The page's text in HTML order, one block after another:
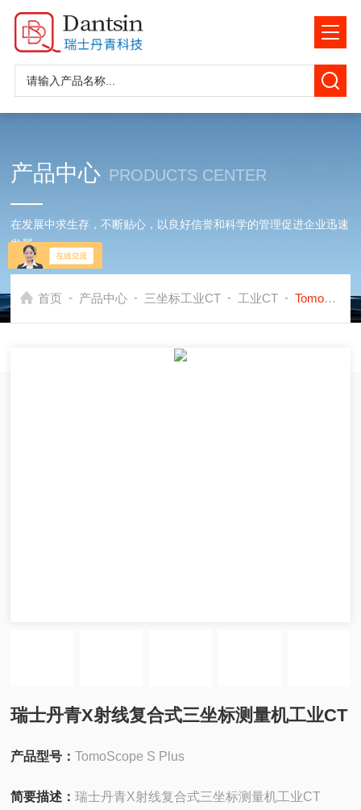
产品中心 PRODUCTS CENTER
在发展中求生存，不断贴心，以良好信誉和科学的管理促进企业迅速
发展
首页 - 产品中心 - 三坐标工业CT - 工业CT - TomoScope S Plus瑞士丹青X射线复合式三坐标测量机工业CT
瑞士丹青X射线复合式三坐标测量机工业CT
产品型号：TomoScope S Plus
简要描述：瑞士丹青X射线复合式三坐标测量机工业CT